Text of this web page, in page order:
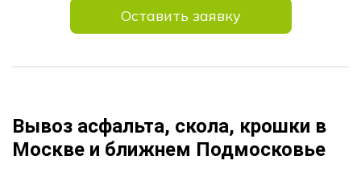
Оставить заявку
Вывоз асфальта, скола, крошки в
Москве и ближнем Подмосковье